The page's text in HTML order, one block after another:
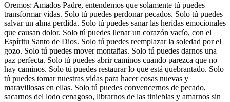
Oremos: Amados Padre, entendemos que solamente tú puedes
transformar vidas. Solo tú puedes perdonar pecados. Solo tú puedes
salvar un alma perdida. Solo tú puedes sanar las heridas emocionales
que causan dolor. Solo tú puedes llenar un corazón vacío, con el
Espíritu Santo de Dios. Solo tú puedes reemplazar la soledad por el
gozo. Solo tú puedes mover montañas. Solo tú puedes darnos una
paz perfecta. Solo tú puedes abrir caminos cuando parezca que no
hay caminos. Solo tú puedes restaurar lo que está quebrantado. Solo
tú puedes tomar nuestras vidas para hacer cosas nuevas y
maravillosas en ellas. Solo tú puedes convencernos de pecado,
sacarnos del lodo cenagoso, librarnos de las tinieblas y amarnos sin